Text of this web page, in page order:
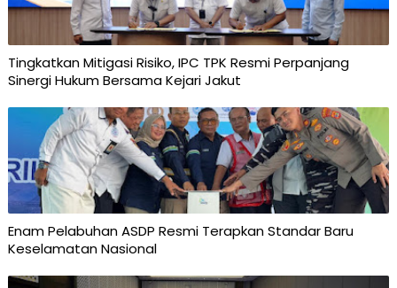
Tingkatkan Mitigasi Risiko, IPC TPK Resmi Perpanjang
Sinergi Hukum Bersama Kejari Jakut
Enam Pelabuhan ASDP Resmi Terapkan Standar Baru
Keselamatan Nasional